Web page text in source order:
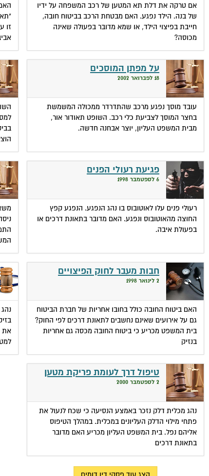
אם טרקה את דלת תא המטען של רכב המשפחה על ידיו
של בנה. הילד נפגע. האם מבטחת הרכב בביטוח חובה,
חייבת בפיצוי הילד, או שמא מדובר בפעולה שאינה
מכוסה?
זו
על מפתן המוסכים
18 לפברואר 2002
עובד מוסך נפגע מרכב שהתדרדר ממכולה המשמשת
בחצר המוסך לצביעת כלי רכב. השופט תאודור אור,
מבית המשפט העליון, יוצר אבחנה חדשה.
פגיעת רעולי הפנים
6 לספטמבר 1998
רעולי פנים עלו לאוטובוס בו נהג הנפגע. הנפגע קפץ
החוצה מהאוטובוס ונפגע. האם מדובר בתאונת דרכים או
בפעולת איבה.
חבות מעבר לחוק הפיצויים
2 לינואר 1998
האם ביטוח החובה כולל בחובו אחריות של חברת הביטוח
גם על אירועים שאינם נחשבים לתאונת דרכים לפי החוק?
בית המשפט מכריע כי ביטוח החובה מכסה גם אחריות
בנזיק
את
טיפול דרך לעומת פריקת מטען
2 לספטמבר 2000
נהג מכלית דלק נזכר באמצע הנסיעה כי שכח לנעול את
פתחי מילוי הדלק העליונים במכלית. במהלך הטיפוס
אליהם נפל. בית המשפט העליון מכריע האם מדובר
בתאונת דרכים